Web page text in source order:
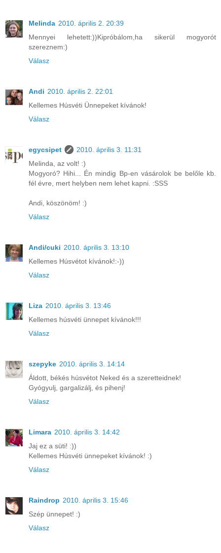
Melinda 2010. április 2. 20:39
Mennyei lehetett:))Kipróbálom,ha sikerül mogyorót
szereznem:)
Válasz
Andi 2010. április 2. 22:01
Kellemes Húsvéti Ünnepeket kívánok!
Válasz
egycsipet
2010. április 3. 11:31
Melinda, az volt! :)
Mogyoró? Hihi... Én mindig Bp-en vásárolok be belőle kb.
fél évre, mert helyben nem lehet kapni. :SSS
Andi, köszönöm! :)
Válasz
Andi/cuki 2010. április 3. 13:10
Kellemes Húsvétot kívánok!:-))
Válasz
Liza 2010. április 3. 13:46
Kellemes húsvéti ünnepet kívánok!!!
Válasz
szepyke 2010. április 3. 14:14
Áldott, békés húsvétot Neked és a szeretteidnek!
Gyógyulj, gargalizálj, és pihenj!
Válasz
Limara 2010. április 3. 14:42
Jaj ez a süti! :))
Kellemes Húsvéti ünnepeket kívánok! :)
Válasz
Raindrop 2010. április 3. 15:46
Szép ünnepet! :)
Válasz